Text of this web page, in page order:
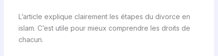
L’article explique clairement les étapes du divorce en
islam. C’est utile pour mieux comprendre les droits de
chacun.